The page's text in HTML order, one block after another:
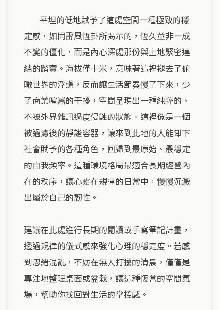
定感，如同雷風恆卦所揭示的，恆久並非一成
不變的僵化，而是內心深處那份與土地緊密連
結的踏實。海拔僅十米，意味著這裡褪去了俯
瞰世界的浮躁，反而讓生活節奏慢了下來，少
了商業喧囂的干擾，空間呈現出一種純粹的、
不被外界雜訊過度侵蝕的狀態。這裡像是一個
被過濾後的靜謐容器，讓來到此地的人能卸下
社會賦予的各種角色，回歸到最原始、最穩定
的自我頻率。這種環境格局最適合長期經營內
在的秩序，讓心靈在規律的日常中，慢慢沉澱
出屬於自己的韌性。
建議在此處進行長期的閱讀或手寫筆記計畫，
透過規律的儀式感來強化心理的穩定度。若感
到思緒混亂，不妨在無人打擾的清晨，僅僅是
專注地整理桌面或盆栽，讓這種恆常的空間氣
場，幫助你找回對生活的掌控感。